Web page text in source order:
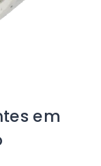
em